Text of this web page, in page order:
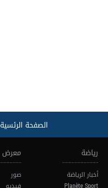
الصفحة الرئسية
رياضة
أخبار الرياضة
معرض
صور